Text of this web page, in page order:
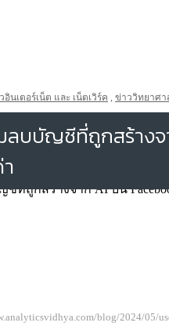
อินเตอร์เน็ต และ เน็ตเวิร์ค , ข่าววิทยาศา
ลบบัญชีที่ถูกสร้าง
blog/2024/05/